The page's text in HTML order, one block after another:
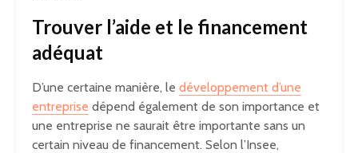
Trouver l’aide et le financement
adéquat
D’une certaine manière, le développement d’une
entreprise dépend également de son importance et
une entreprise ne saurait être importante sans un
certain niveau de financement. Selon l’Insee,